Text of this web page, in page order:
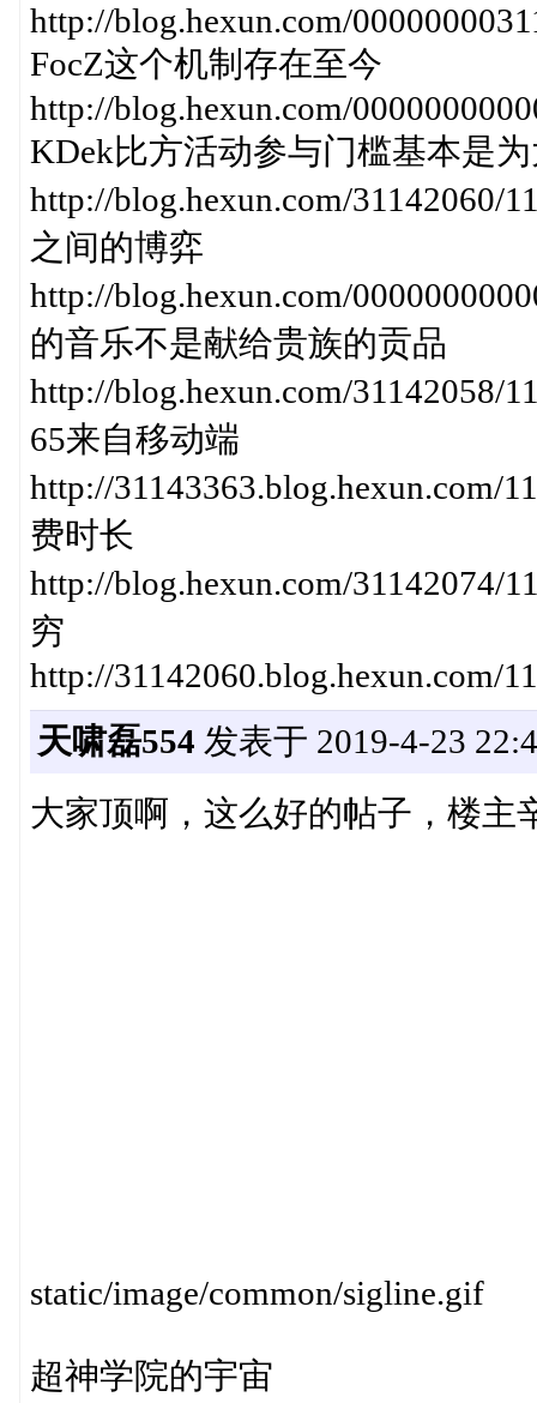
http://blog.hexun.com/
FocZ这个机制存在至今
http://blog.hexun.com/
KDek比方活动参与门槛基本是
http://blog.hexun.com/31142060/
之间的博弈
http://blog.hexun.com/
的音乐不是献给贵族的贡品
http://blog.hexun.com/31142058/
65来自移动端
http://31143363.blog.hexun.com/
费时长
http://blog.hexun.com/31142074/
穷
http://31142060.blog.hexun.com/
天啸磊554 发表于 2019-4-23
大家顶啊，这么好的帖子，楼主
static/image/common/sigline.gif
超神学院的宇宙